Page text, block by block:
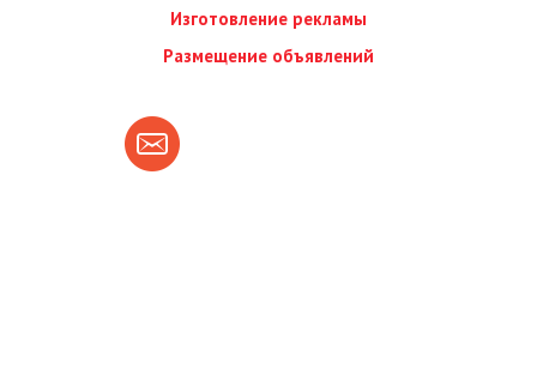
Изготовление рекламы
Размещение объявлений